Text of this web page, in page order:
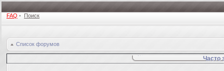
FAQ • Поиск
Список форумов
Часто